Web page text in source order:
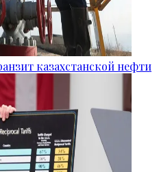
казахстанской нефти